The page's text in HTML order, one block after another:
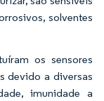
solventes
os sensores
devido a diversas
imunidade a